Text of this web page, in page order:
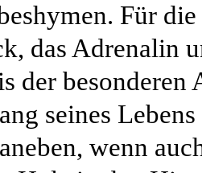
Für
das Adrenalin
der besonderen
seines
wenn